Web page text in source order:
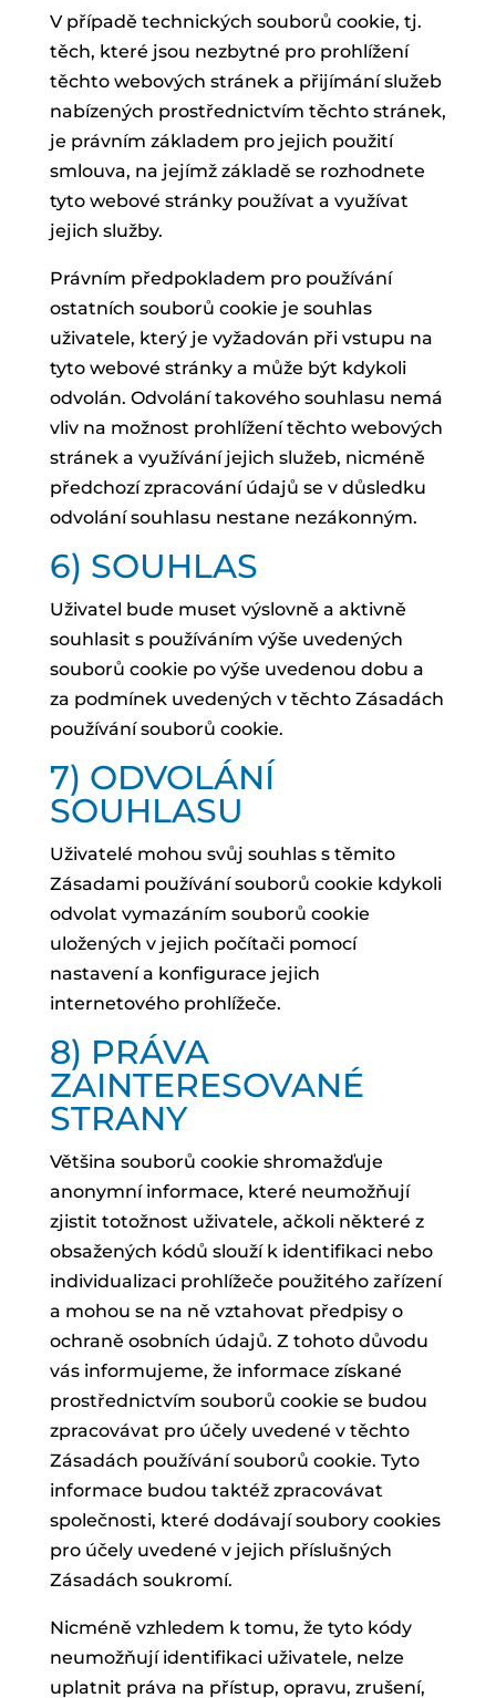
V případě technických souborů cookie, tj.
těch, které jsou nezbytné pro prohlížení
těchto webových stránek a přijímání služeb
nabízených prostřednictvím těchto stránek,
je právním základem pro jejich použití
smlouva, na jejímž základě se rozhodnete
tyto webové stránky používat a využívat
jejich služby.
Právním předpokladem pro používání
ostatních souborů cookie je souhlas
uživatele, který je vyžadován při vstupu na
tyto webové stránky a může být kdykoli
odvolán. Odvolání takového souhlasu nemá
vliv na možnost prohlížení těchto webových
stránek a využívání jejich služeb, nicméně
předchozí zpracování údajů se v důsledku
odvolání souhlasu nestane nezákonným.
6) SOUHLAS
Uživatel bude muset výslovně a aktivně
souhlasit s používáním výše uvedených
souborů cookie po výše uvedenou dobu a
za podmínek uvedených v těchto Zásadách
používání souborů cookie.
7) ODVOLÁNÍ
SOUHLASU
Uživatelé mohou svůj souhlas s těmito
Zásadami používání souborů cookie kdykoli
odvolat vymazáním souborů cookie
uložených v jejich počítači pomocí
nastavení a konfigurace jejich
internetového prohlížeče.
8) PRÁVA
ZAINTERESOVANÉ
STRANY
Většina souborů cookie shromažďuje
anonymní informace, které neumožňují
zjistit totožnost uživatele, ačkoli některé z
obsažených kódů slouží k identifikaci nebo
individualizaci prohlížeče použitého zařízení
a mohou se na ně vztahovat předpisy o
ochraně osobních údajů. Z tohoto důvodu
vás informujeme, že informace získané
prostřednictvím souborů cookie se budou
zpracovávat pro účely uvedené v těchto
Zásadách používání souborů cookie. Tyto
informace budou taktéž zpracovávat
společnosti, které dodávají soubory cookies
pro účely uvedené v jejich příslušných
Zásadách soukromí.
Nicméně vzhledem k tomu, že tyto kódy
neumožňují identifikaci uživatele, nelze
uplatnit práva na přístup, opravu, zrušení,